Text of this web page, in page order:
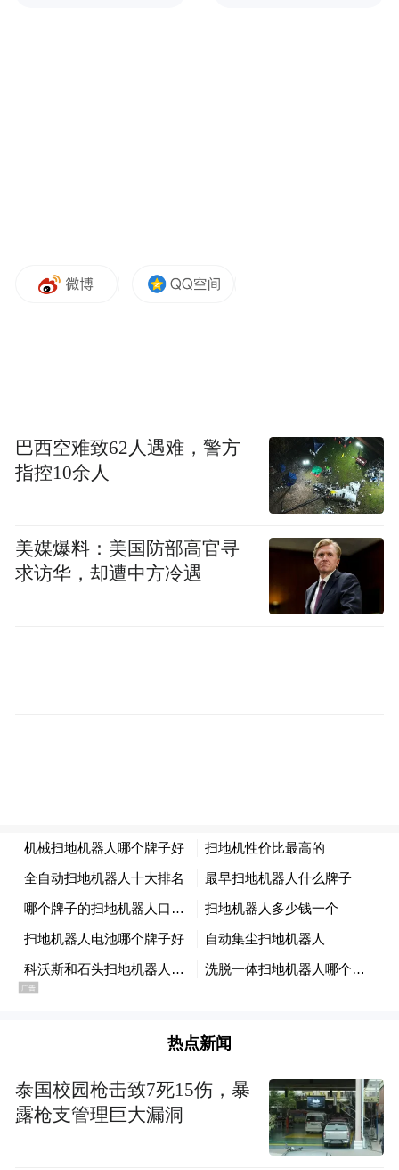
不仅是物品的更新换代，更是党和政府对老
本次补贴清单范围内的物品和材料有生活辅
助类、监测预警类、环境改善类、健康促进
类5大类72种物品，以“室内行走便利，如厕
辅助器具适配”为主要目标，引导有需求的老
用物品和材料进行补贴。
73岁的居民王加元在民政工作人员的指导下
巴西空难致62人遇难，警方
指控10余人
美媒爆料：美国防部高官寻
求访华，却遭中方冷遇
热点新闻
泰国校园枪击致7死15伤，暴
露枪支管理巨大漏洞